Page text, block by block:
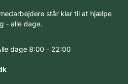
står klar til at hjælpe
- alle dage.
dage 8:00 - 22:00